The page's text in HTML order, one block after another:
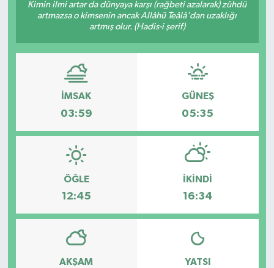
Kimin ilmi artar da dünyaya karşı (rağbeti azalarak) zühdü
artmazsa o kimsenin ancak Allâhü Teâlâ'dan uzaklığı
artmış olur. (Hadis-i şerif)
İMSAK
03:59
GÜNEŞ
05:35
ÖĞLE
12:45
İKINDI
16:34
AKŞAM YATSI
Siyaset
Spor
Teknoloji
Yaşam